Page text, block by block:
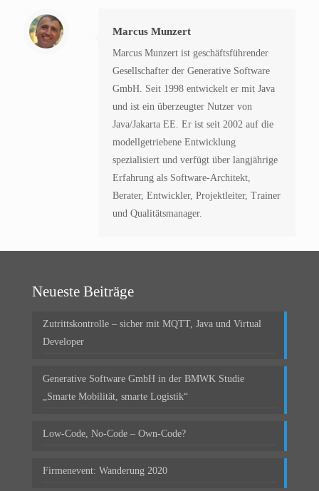
Marcus Munzert
Marcus Munzert ist geschäftsführender
Gesellschafter der Generative Software
GmbH. Seit 1998 entwickelt er mit Java
und ist ein überzeugter Nutzer von
Java/Jakarta EE. Er ist seit 2002 auf die
modellgetriebene Entwicklung
spezialisiert und verfügt über langjährige
Erfahrung als Software-Architekt,
Berater, Entwickler, Projektleiter, Trainer
und Qualitätsmanager.
Neueste Beiträge
Zutrittskontrolle – sicher mit MQTT, Java und Virtual
Developer
Generative Software GmbH in der BMWK Studie
„Smarte Mobilität, smarte Logistik“
Low-Code, No-Code – Own-Code?
Firmenevent: Wanderung 2020